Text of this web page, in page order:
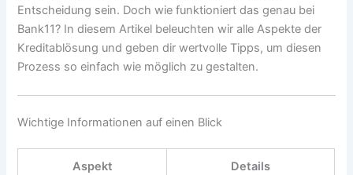
Entscheidung sein. Doch wie funktioniert das genau bei
Bank11? In diesem Artikel beleuchten wir alle Aspekte der
Kreditablösung und geben dir wertvolle Tipps, um diesen
Prozess so einfach wie möglich zu gestalten.
Wichtige Informationen auf einen Blick
Aspekt Details